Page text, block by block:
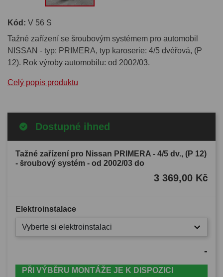
Kód: V 56 S
Tažné zařízení se šroubovým systémem pro automobil
NISSAN - typ: PRIMERA, typ karoserie: 4/5 dvéřová, (P
12). Rok výroby automobilu: od 2002/03.
Celý popis produktu
Dostupné ihned
Tažné zařízení pro Nissan PRIMERA - 4/5 dv., (P 12)
- šroubový systém - od 2002/03 do
3 369,00 Kč
Elektroinstalace
Vyberte si elektroinstalaci
-
PŘI VÝBĚRU MONTÁŽE JE K DISPOZICI